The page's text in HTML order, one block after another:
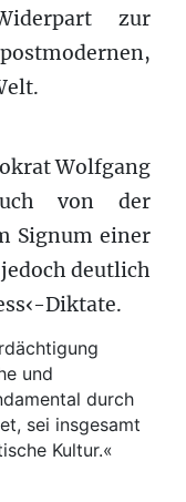
zur
Wolfgang
von der
Signum einer
deutlich
Diktate.
und
durch
sei insgesamt
Kultur.«